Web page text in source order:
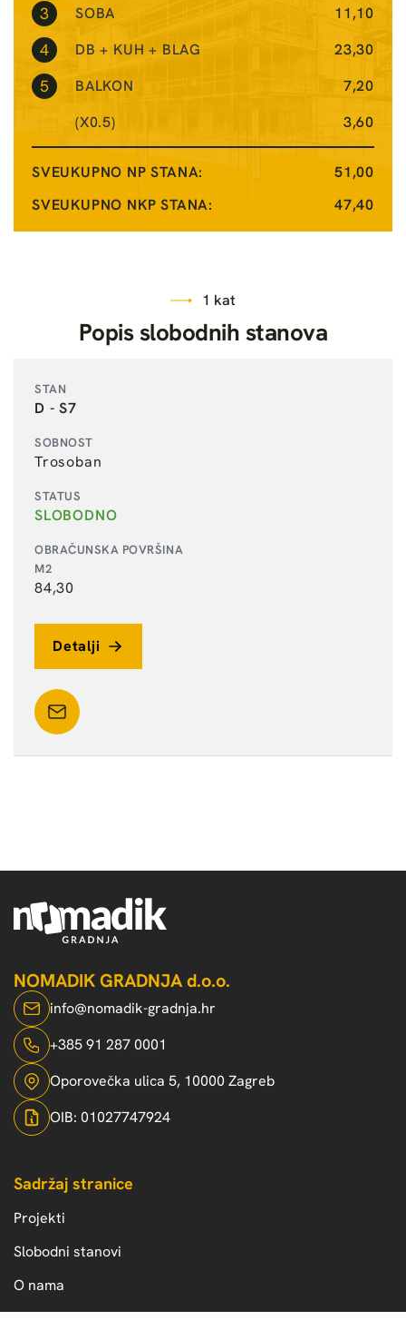
3 SOBA 11,10
4 DB + KUH + BLAG 23,30
5 BALKON
7,20
(X0.5)
3,60
SVEUKUPNO NP STANA:
51,00
SVEUKUPNO NKP STANA:
47,40
1 kat
Popisslobodnih stanova
D - S7
Trosoban
SLOBODNO
84,30
Detalji
NOMADIK GRADNJA d.o.o.
info@nomadik-gradnja.hr
+385 91 287 0001
Oporovečka ulica 5, 10000 Zagreb
OIB: 01027747924
Sadržaj stranice
Projekti
Slobodni stanovi
O nama
Kontakt